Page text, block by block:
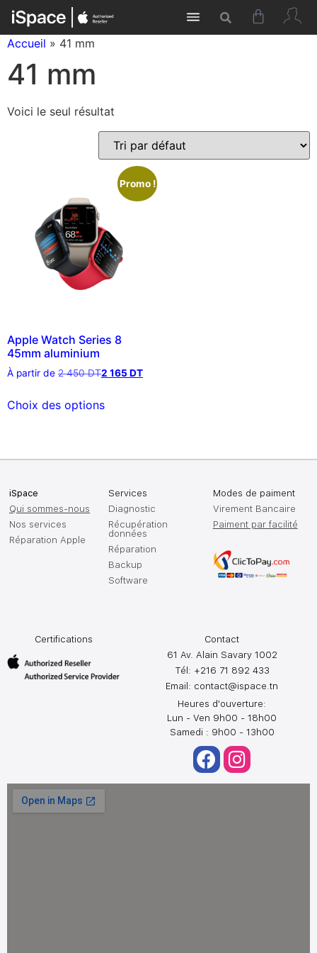
Accueil » 41 mm
41 mm
Voici le seul résultat
Promo !
Apple Watch Series 8
45mm aluminium
À partir de 2 450DT2 165DT
Choix des options
iSpace
Qui sommes-nous
Nos services
Réparation Apple
Services
Diagnostic
Récupération
données
Réparation
Backup
Software
Contact
61 Av. Alain Savary 1002
Tél: +216 71 892 433
Email: contact@ispace.tn
Heures d'ouverture:
Lun - Ven 9h00 - 18h00
Samedi : 9h00 - 13h00
Modes de paiment
Virement Bancaire
Paiment par facilité
Certifications